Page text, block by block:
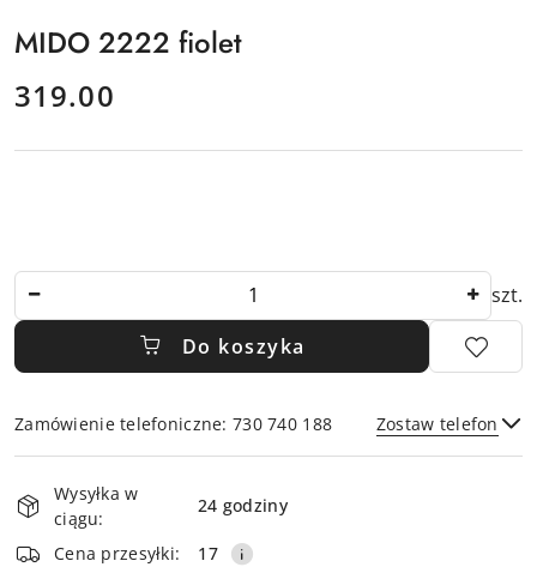
MIDO 2222 fiolet
cena:
319.00
szt.
Do koszyka
Zamówienie telefoniczne: 730 740 188 Zostaw telefon
i
dostawa
Wysyłka w
ciągu:
24 godziny
Cena przesyłki: 17